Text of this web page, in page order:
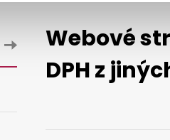
Webové
DPH z